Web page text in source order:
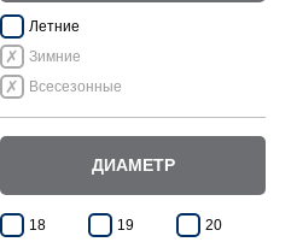
Летние
Зимние
Всесезонные
ДИАМЕТР
18 19 20